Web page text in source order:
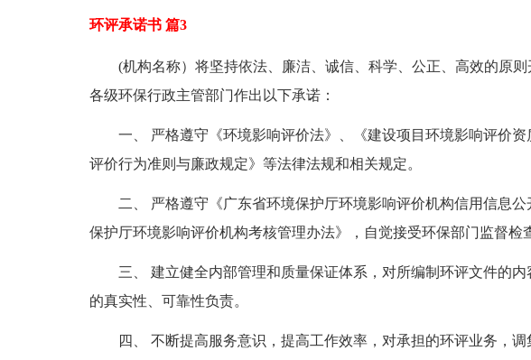
环评承诺书 篇3
(机构名称）将坚持依法、廉洁、诚信、科学、公正、高效的原
各级环保行政主管部门作出以下承诺：
一、 严格遵守《环境影响评价法》、《建设项目环境影响评价
评价行为准则与廉政规定》等法律法规和相关规定。
二、 严格遵守《广东省环境保护厅环境影响评价机构信用信息
保护厅环境影响评价机构考核管理办法》，自觉接受环保部门监督检
三、 建立健全内部管理和质量保证体系，对所编制环评文件的
的真实性、可靠性负责。
四、 不断提高服务意识，提高工作效率，对承担的环评业务，